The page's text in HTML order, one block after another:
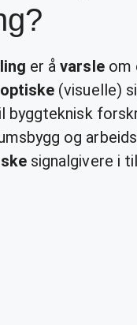
er åvarsleom
optiske (visuelle)
byggteknisk
og
signalgivere i